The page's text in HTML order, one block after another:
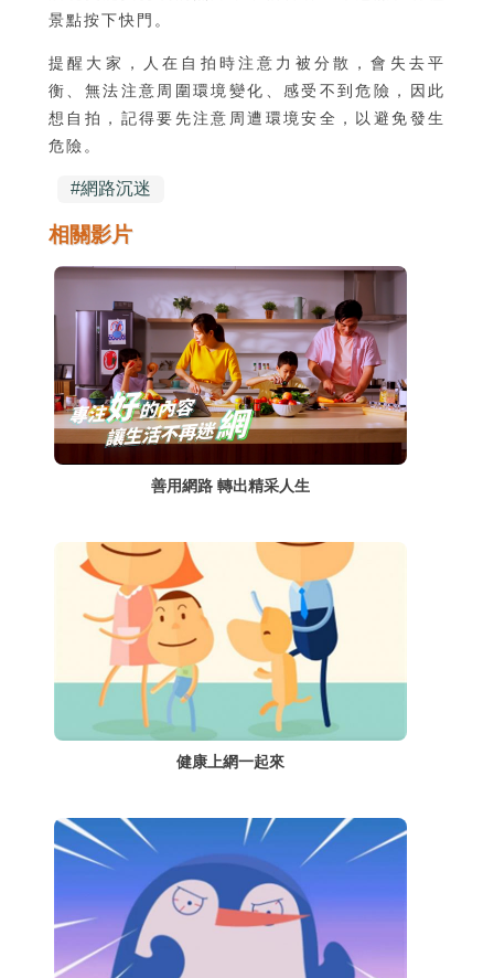
景點按下快門。
提醒大家，人在自拍時注意力被分散，會失去平
衡、無法注意周圍環境變化、感受不到危險，因此
想自拍，記得要先注意周遭環境安全，以避免發生
危險。
#網路沉迷
相關影片
善用網路 轉出精采人生
健康上網一起來